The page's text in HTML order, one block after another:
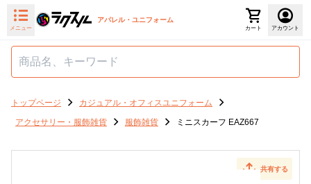
メニュー
アパレル・ユニフォーム
カート アカウント
トップページ
カジュアル・オフィスユニフォーム
アクセサリー・服飾雑貨
服飾雑貨 ミニスカーフ EAZ667
共有する